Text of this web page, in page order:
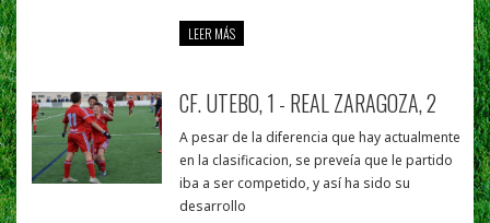
LEER MÁS
CF. UTEBO, 1 - REAL ZARAGOZA, 2
A pesar de la diferencia que hay actualmente
en la clasificacion, se preveía que le partido
iba a ser competido, y así ha sido su
desarrollo